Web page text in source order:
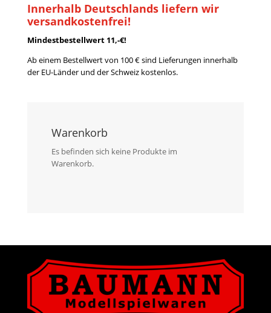
Innerhalb Deutschlands liefern wir
versandkostenfrei!
Mindestbestellwert 11,-€!
Ab einem Bestellwert von 100 € sind Lieferungen innerhalb
der EU-Länder und der Schweiz kostenlos.
Warenkorb
Es befinden sich keine Produkte im
Warenkorb.